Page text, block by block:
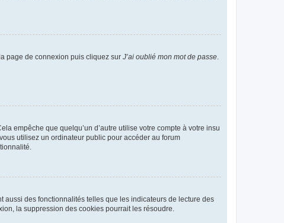
page de connexion puis cliquez sur J’ai oublié mon mot de passe.
empêche que quelqu’un d’autre utilise votre compte à votre insu
utilisez un ordinateur public pour accéder au forum
aussi des fonctionnalités telles que les indicateurs de lecture des
la suppression des cookies pourrait les résoudre.